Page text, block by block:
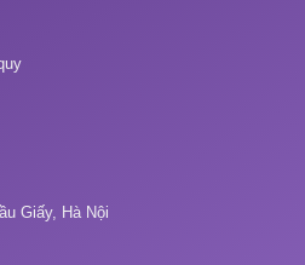
Giấy, Hà Nội